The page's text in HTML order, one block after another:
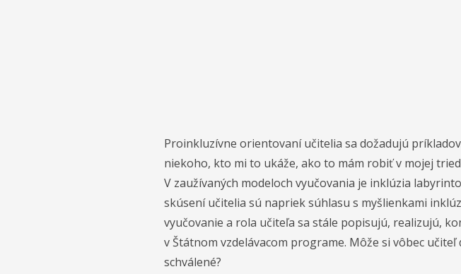
Proinkluzívne orientovaní učitelia sa dožadujú
niekoho, kto mi to ukáže, ako to mám robiť v mojej
V zaužívaných modeloch vyučovania je inklúzia
skúsení učitelia sú napriek súhlasu s myšlienkami
vyučovanie a rola učiteľa sa stále popisujú, realizujú,
v Štátnom vzdelávacom programe. Môže si vôbec
schválené?